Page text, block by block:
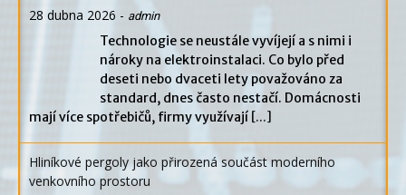
28 dubna 2026 - admin
Technologie se neustále vyvíjejí a s nimi i
nároky na elektroinstalaci. Co bylo před
deseti nebo dvaceti lety považováno za
standard, dnes často nestačí. Domácnosti
mají více spotřebičů, firmy využívají [...]
Hliníkové pergoly jako přirozená součást moderního
venkovního prostoru